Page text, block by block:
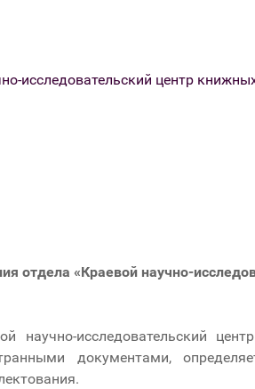
исследовательский центр
отдела «Краевой научно-
научно-исследовательский
документами,